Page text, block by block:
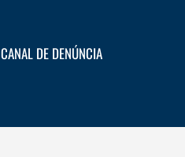
CANAL DE DENÚNCIA